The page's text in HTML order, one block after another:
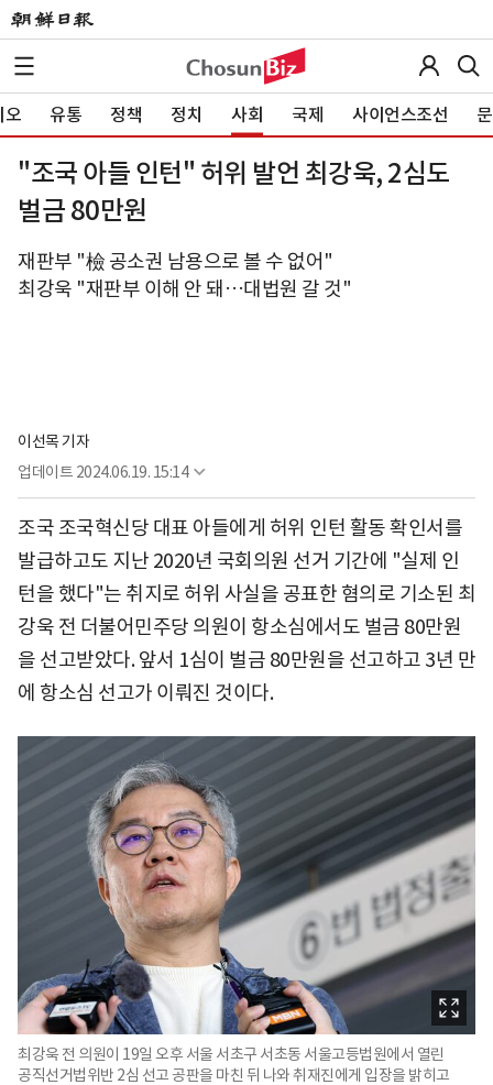
오 유통 정책 정치 사회 국제 사이언스조선
"조국 아들 인턴" 허위 발언 최강욱, 2심도
벌금 80만원
재판부 "檢 공소권 남용으로 볼 수 없어"
최강욱 "재판부 이해 안 돼…대법원 갈 것"
이선목 기자
업데이트 2024.06.19. 15:14
조국 조국혁신당 대표 아들에게 허위 인턴 활동 확인서를
발급하고도 지난 2020년 국회의원 선거 기간에 "실제 인
턴을 했다"는 취지로 허위 사실을 공표한 혐의로 기소된 최
강욱 전 더불어민주당 의원이 항소심에서도 벌금 80만원
을 선고받았다. 앞서 1심이 벌금 80만원을 선고하고 3년 만
에 항소심 선고가 이뤄진 것이다.
최강욱 전 의원이 19일 오후 서울 서초구 서초동 서울고등법원에서 열린
공직선거법위반 2심 선고 공판을 마친 뒤 나와 취재진에게 입장을 밝히고